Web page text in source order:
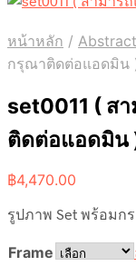
หน้าหลัก / Abstract
กรุณาติดต่อแอดมิน
set0011 ( ส
ติดต่อแอดมิน
฿4,470.00
รูปภาพ Set พร้อมก
Frame